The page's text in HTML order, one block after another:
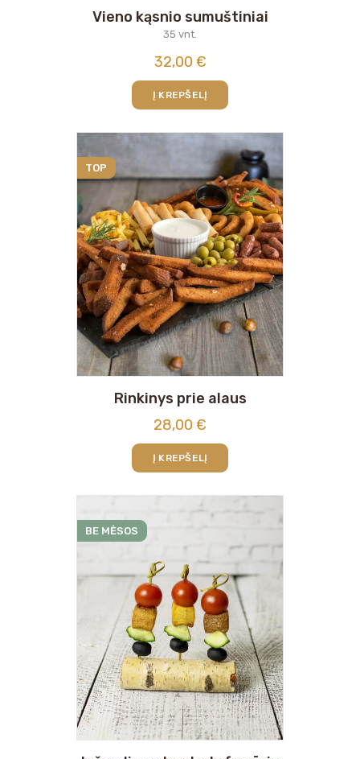
Vieno kąsnio sumuštiniai
35 vnt.
32,00 €
Į KREPŠELĮ
TOP
Rinkinys prie alaus
28,00 €
Į KREPŠELĮ
BE MĖSOS